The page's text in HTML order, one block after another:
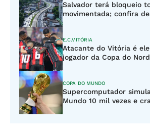
Salvador terá bloqueio
movimentada; confira
E.C.VITÓRIA
Atacante do Vitória é
jogador da Copa do
COPA DO MUNDO
Supercomputador
Mundo 10 mil vezes e